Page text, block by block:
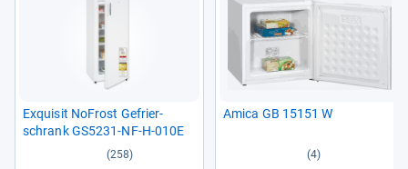
Exqui­sit NoFrost Gefrier­
schrank GS5231-​NF-​H-​010E
(258)
Amica GB 15151 W
(4)